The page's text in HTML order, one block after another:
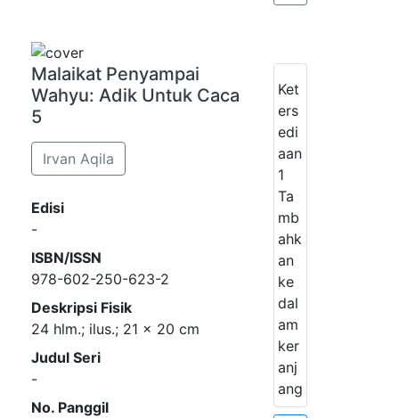
Malaikat Penyampai
Wahyu: Adik Untuk Caca
5
Irvan Aqila
Edisi
-
ISBN/ISSN
978-602-250-623-2
Deskripsi Fisik
24 hlm.; ilus.; 21 x 20 cm
Judul Seri
-
No. Panggil
Ket
ers
edi
aan
1
Ta
mb
ahk
an
ke
dal
am
ker
anj
ang